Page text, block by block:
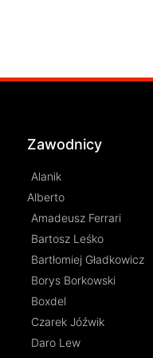
Zawodnicy
Alanik
Alberto
Amadeusz Ferrari
Bartosz Leśko
Bartłomiej Gładkowicz
Borys Borkowski
Boxdel
Czarek Jóźwik
Daro Lew